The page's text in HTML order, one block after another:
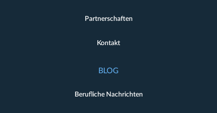
Partnerschaften
Kontakt
BLOG
Berufliche Nachrichten